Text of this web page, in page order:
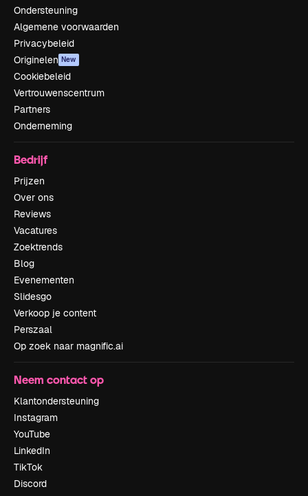
Ondersteuning
Algemene voorwaarden
Privacybeleid
Originelen New
Cookiebeleid
Vertrouwenscentrum
Partners
Onderneming
Bedrijf
Prijzen
Over ons
Reviews
Vacatures
Zoektrends
Blog
Evenementen
Slidesgo
Verkoop je content
Perszaal
Op zoek naar magnific.ai
Neem contact op
Klantondersteuning
Instagram
YouTube
LinkedIn
TikTok
Discord